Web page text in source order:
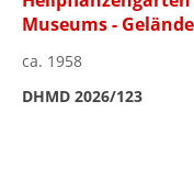
Museums - Gelände
ca. 1958
DHMD 2026/123